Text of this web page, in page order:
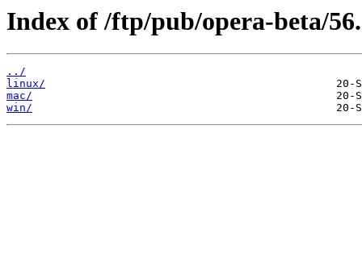
Index of /ftp/pub/opera-beta/
../
linux/
mac/
win/